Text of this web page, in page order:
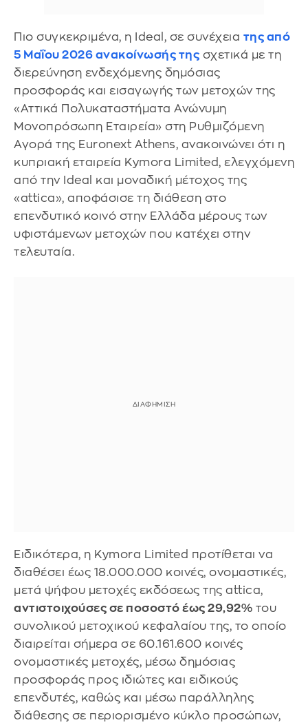
Πιο συγκεκριμένα, η Ideal, σε συνέχεια της από
5 Μαΐου 2026 ανακοίνωσής της σχετικά με τη
διερεύνηση ενδεχόμενης δημόσιας
προσφοράς και εισαγωγής των μετοχών της
«Αττικά Πολυκαταστήματα Ανώνυμη
Μονοπρόσωπη Εταιρεία» στη Ρυθμιζόμενη
Αγορά της Euronext Athens, ανακοινώνει ότι η
κυπριακή εταιρεία Kymora Limited, ελεγχόμενη
από την Ideal και μοναδική μέτοχος της
«attica», αποφάσισε τη διάθεση στο
επενδυτικό κοινό στην Ελλάδα μέρους των
υφιστάμενων μετοχών που κατέχει στην
τελευταία.
Ειδικότερα, η Kymora Limited προτίθεται να
διαθέσει έως 18.000.000 κοινές, ονομαστικές,
μετά ψήφου μετοχές εκδόσεως της attica,
αντιστοιχούσες σε ποσοστό έως 29,92% του
συνολικού μετοχικού κεφαλαίου της, το οποίο
διαιρείται σήμερα σε 60.161.600 κοινές
ονομαστικές μετοχές, μέσω δημόσιας
προσφοράς προς ιδιώτες και ειδικούς
επενδυτές, καθώς και μέσω παράλληλης
διάθεσης σε περιορισμένο κύκλο προσώπων,